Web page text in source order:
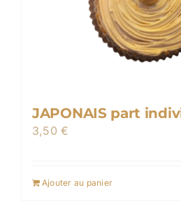
JAPONAIS part
3,50€
Ajouter au panier